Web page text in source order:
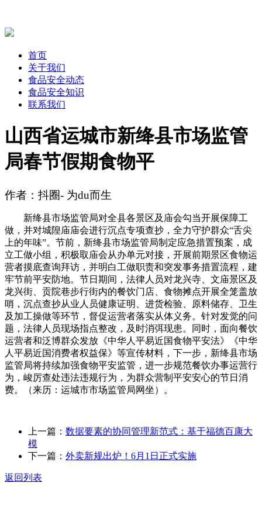
首页
关于我们
食品安全动态
食品安全知识
联系我们
山西省运城市新绛县市场监管
局春节假期食物平
作者：抖圈- 为du而生
新绛县市场监管局对全县各景区及庙会勾当开展保障工
做，并对城隍庙庙会进行沉点专项查抄，全力守护群众“舌尖
上的年味”。节前，新绛县市场监管局制定应急措置预案，成
立工做小组，积极取庙会从办单元对接，开展前期景区食物运
营者摸底查询拜访，并明白工做职责和突发事务措置流程，建
牢节前平安防地。节日期间，法律人员对龙兴寺、文庙景区及
龙兴街、贡院巷步行街内的餐饮门店、食物摊点开展全笼盖放
哨，沉点查抄从业人员健康证明、进货检验、原料储存、卫生
及加工操做等环节，督促运营者落实从体义务。针对发觉的问
题，法律人员现场指点整改，及时消弭现患。同时，面向餐饮
运营者和泛博群众发放《中华人平易近国食物平安法》《中华
人平易近国消费者权益保》等宣传材料，下一步，新绛县市场
监管局将持续加强食物平安监管，进一步规范餐饮办事运营行
为，峻厉查处违法违规行为，为群众营制平安安心的节日消
费。（来历：运城市市场监管局网坐）。
上一篇： 数据要素的协同管理新范式：基于福德百康大
模
下一篇： 外卖新规出炉！6月1日正式实施
返回列表